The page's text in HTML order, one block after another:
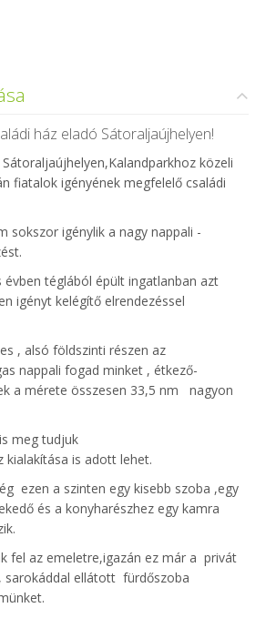
ház eladó Sátoraljaújhelyen!
közeli
fiatalok igényének megfelelő családi
sokszor igénylik a nagy nappali -
évben téglából épült ingatlanban azt
igényt kelégítő elrendezéssel
, alsó földszinti részen az
nappali fogad minket , étkező-
a mérete összesen 33,5 nm nagyon
meg tudjuk
kialakítása is adott lehet.
ezen a szinten egy kisebb szoba ,egy
és a konyharészhez egy kamra
fel az emeletre,igazán ez már a privát
sarokáddal ellátott fürdőszoba